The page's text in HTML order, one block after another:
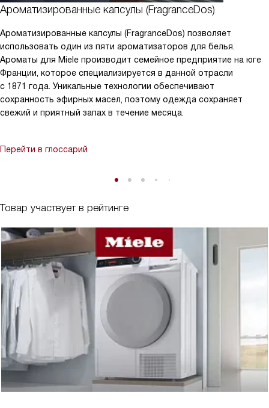
Товар участвует в рейтинге
Ароматизированные капсулы (FragranceDos)
Ароматизированные капсулы (FragranceDos) позволяет
использовать один из пяти ароматизаторов для белья.
Ароматы для Miele производит семейное предприятие на юге
Франции, которое специализируется в данной отрасли
с 1871 года. Уникальные технологии обеспечивают
сохранность эфирных масел, поэтому одежда сохраняет
свежий и приятный запах в течение месяца.
Перейти в глоссарий